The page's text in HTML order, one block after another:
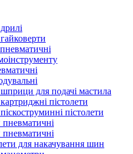
для подачі мастила
пістолети
пістолети
пневматичні
для накачування шин